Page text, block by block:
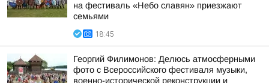
на фестиваль «Небо славян» приезжают
семьями
18:45
Георгий Филимонов: Делюсь атмосферными
фото с Всероссийского фестиваля музыки,
военно-исторической реконструкции и